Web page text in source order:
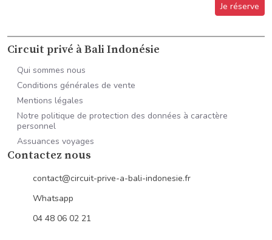
Je réserve
Circuit privé à Bali Indonésie
Qui sommes nous
Conditions générales de vente
Mentions légales
Notre politique de protection des données à caractère
personnel
Assuances voyages
Contactez nous
contact@circuit-prive-a-bali-indonesie.fr
Whatsapp
04 48 06 02 21